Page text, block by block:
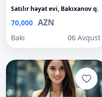
Satılır həyət evi, Bakıxanov q.
70,000 AZN
Bakı 06 Avqust